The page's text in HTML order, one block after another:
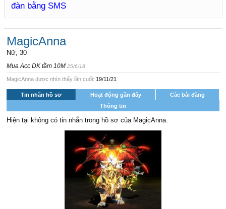
đàn bằng SMS
MagicAnna
Nữ, 30
Mua Acc DK tầm 10M 25/6/18
MagicAnna được nhìn thấy lần cuối: 19/11/21
Tin nhắn hồ sơ Hoạt động gần đây
Các bài đăng
Thông tin
Hiện tại không có tin nhắn trong hồ sơ của MagicAnna.